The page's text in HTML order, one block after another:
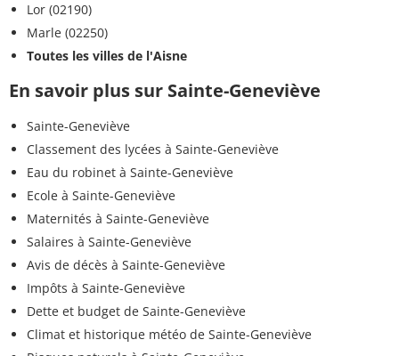
Lor (02190)
Marle (02250)
Toutes les villes de l'Aisne
En savoir plus sur Sainte-Geneviève
Sainte-Geneviève
Classement des lycées à Sainte-Geneviève
Eau du robinet à Sainte-Geneviève
Ecole à Sainte-Geneviève
Maternités à Sainte-Geneviève
Salaires à Sainte-Geneviève
Avis de décès à Sainte-Geneviève
Impôts à Sainte-Geneviève
Dette et budget de Sainte-Geneviève
Climat et historique météo de Sainte-Geneviève